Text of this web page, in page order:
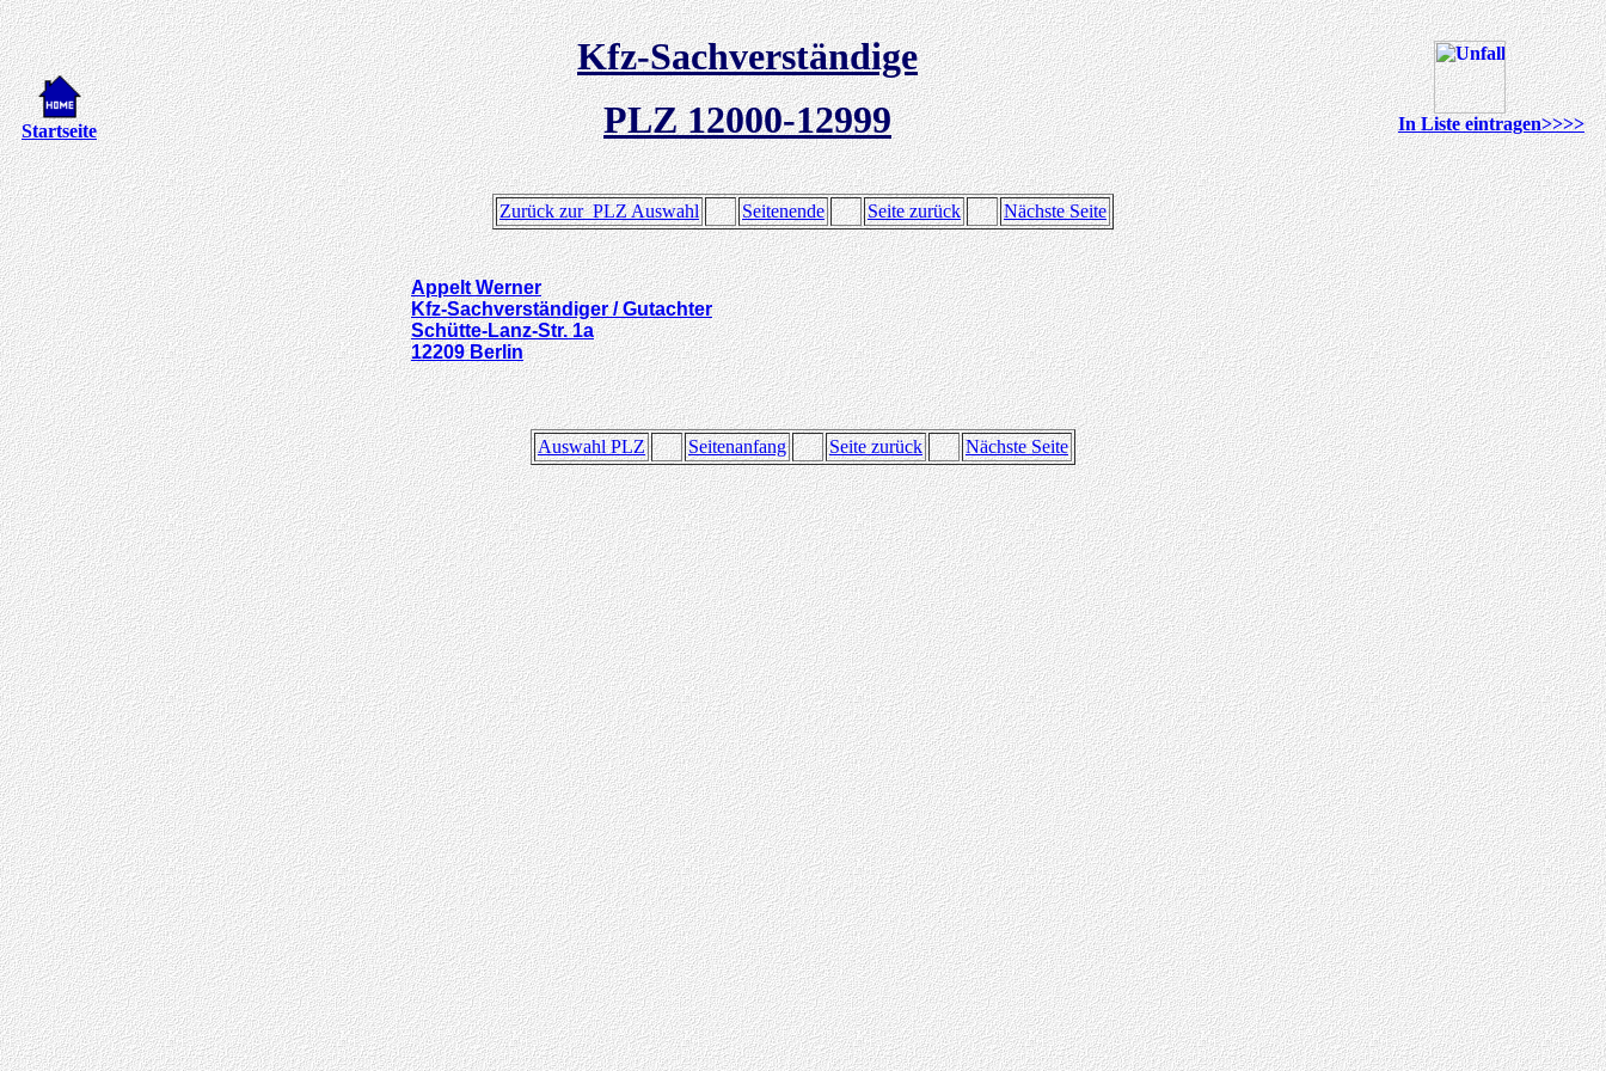
Startseite
Kfz-Sachverständige
PLZ 12000-12999
In Liste eintragen>>>>
Zurück zur PLZ Auswahl Seitenende Seite zurück Nächste Seite
Appelt Werner
Kfz-Sachverständiger / Gutachter
Schütte-Lanz-Str. 1a
12209 Berlin
Auswahl PLZ Seitenanfang Seite zurück Nächste Seite